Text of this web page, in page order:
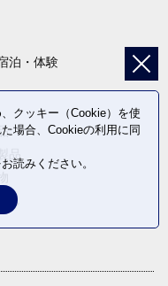
泊・体験
し
クッキー（Cookie）を使
場合、Cookieの利用に同
読みください。